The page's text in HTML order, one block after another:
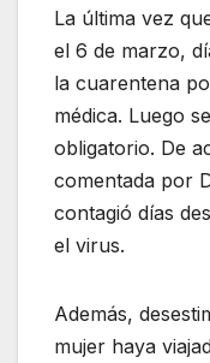
La última vez
el 6 de marzo,
la cuarentena
médica. Luego
obligatorio. De
comentada por
contagió días
el virus.
Además,
mujer haya